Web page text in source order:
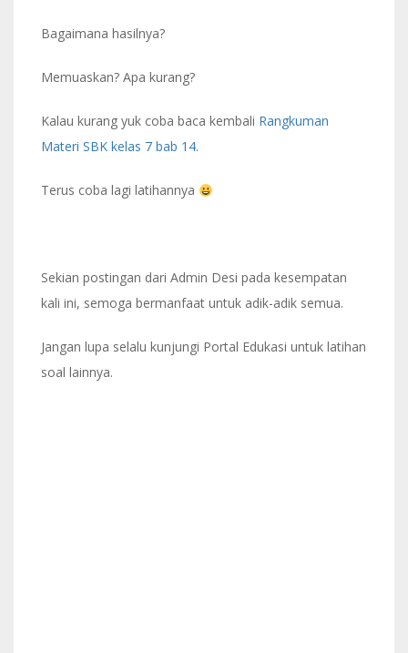
Bagaimana hasilnya?
Memuaskan? Apa kurang?
Kalau kurang yuk coba baca kembali Rangkuman
Materi SBK kelas 7 bab 14.
Terus coba lagi latihannya
Sekian postingan dari Admin Desi pada kesempatan
kali ini, semoga bermanfaat untuk adik-adik semua.
Jangan lupa selalu kunjungi Portal Edukasi untuk latihan
soal lainnya.